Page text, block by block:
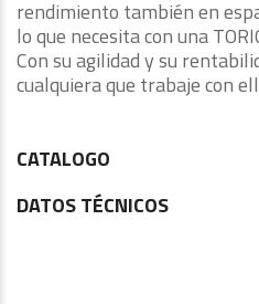
rendimiento también en
lo que necesita con una
Con su agilidad y su
cualquiera que trabaje con
CATALOGO
DATOS TÉCNICOS